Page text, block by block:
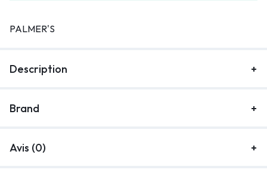
PALMER'S
Description
Brand
Avis (0)